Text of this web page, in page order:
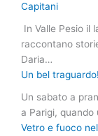
Capitani
In Valle Pesio il
raccontano
Daria…
Un bel traguardo!
Un sabato a
a Parigi,
Vetro e fuoco